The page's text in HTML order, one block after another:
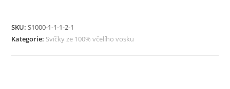
SKU:S1000-1-1-1-2-1
Kategorie: Svíčky ze 100% včelího vosku